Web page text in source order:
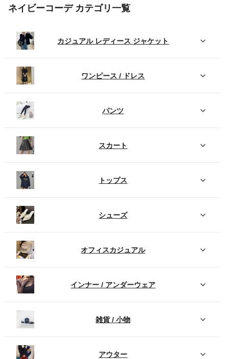
ネイビーコーデ カテゴリ一覧
カジュアル レディース ジャケット
ワンピース / ドレス
パンツ
スカート
トップス
シューズ
オフィスカジュアル
インナー / アンダーウェア
雑貨 / 小物
アウター